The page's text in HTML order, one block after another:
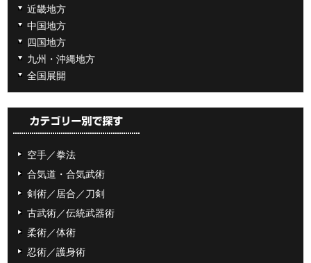
近畿地方
中国地方
四国地方
九州・沖縄地方
全国展開
空手／拳法
合気道・合気武術
剣術／居合／刀剣
古武術／伝統武器術
柔術／体術
忍術／護身術